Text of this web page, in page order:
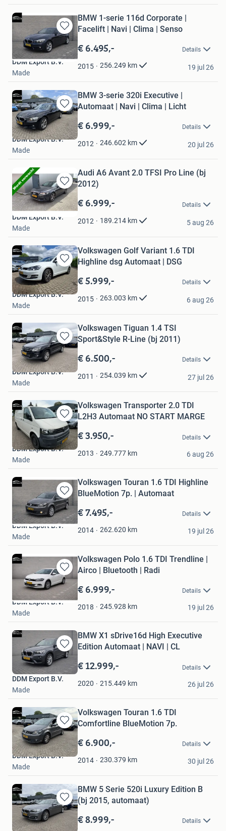
Bewaren
Mijn
Favorieten
BMW 1-serie 116d Corporate |
Facelift | Navi | Clima | Senso
€ 6.495,- Details
2015 256.249 km
DDM Export B.V.
Made
19 jul 26
Bewaren
in
Mijn
Favorieten
BMW 3-serie 320i Executive |
Automaat | Navi | Clima | Licht
€ 6.999,- Details
2012 246.602 km
DDM Export B.V.
Made
20 jul 26
Bewaren
in
Mijn
Favorieten
Audi A6 Avant 2.0 TFSI Pro Line (bj
2012)
€ 6.999,- Details
2012 189.214 km
DDM Export B.V.
Made
5 aug 26
Bewaren
in
Mijn
Favorieten
Volkswagen Golf Variant 1.6 TDI
Highline dsg Automaat | DSG
€ 5.999,- Details
2015 263.003 km
DDM Export B.V.
Made
6 aug 26
Bewaren
in
Mijn
Favorieten
Volkswagen Tiguan 1.4 TSI
Sport&Style R-Line (bj 2011)
€ 6.500,- Details
2011 254.039 km
DDM Export B.V.
Made
27 jul 26
Bewaren
in
Mijn
Favorieten
Volkswagen Transporter 2.0 TDI
L2H3 Automaat NO START MARGE
€ 3.950,- Details
2013 249.777 km
DDM Export B.V.
Made
6 aug 26
Bewaren
in
Mijn
Favorieten
Volkswagen Touran 1.6 TDI Highline
BlueMotion 7p. | Automaat
€ 7.495,- Details
2014 262.620 km
DDM Export B.V.
Made
19 jul 26
Bewaren
in
Mijn
Favorieten
Volkswagen Polo 1.6 TDI Trendline |
Airco | Bluetooth | Radi
€ 6.999,- Details
2018 245.928 km
DDM Export B.V.
Made
19 jul 26
Bewaren
in
Mijn
Favorieten
BMW X1 sDrive16d High Executive
Edition Automaat | NAVI | CL
€ 12.999,- Details
2020 215.449 km
DDM Export B.V.
Made
26 jul 26
Bewaren
in
Mijn
Favorieten
Volkswagen Touran 1.6 TDI
Comfortline BlueMotion 7p.
€ 6.900,- Details
2014 230.379 km
DDM Export B.V.
Made
30 jul 26
Bewaren
in
Mijn
BMW 5 Serie 520i Luxury Edition B
(bj 2015, automaat)
€ 8.999,- Details